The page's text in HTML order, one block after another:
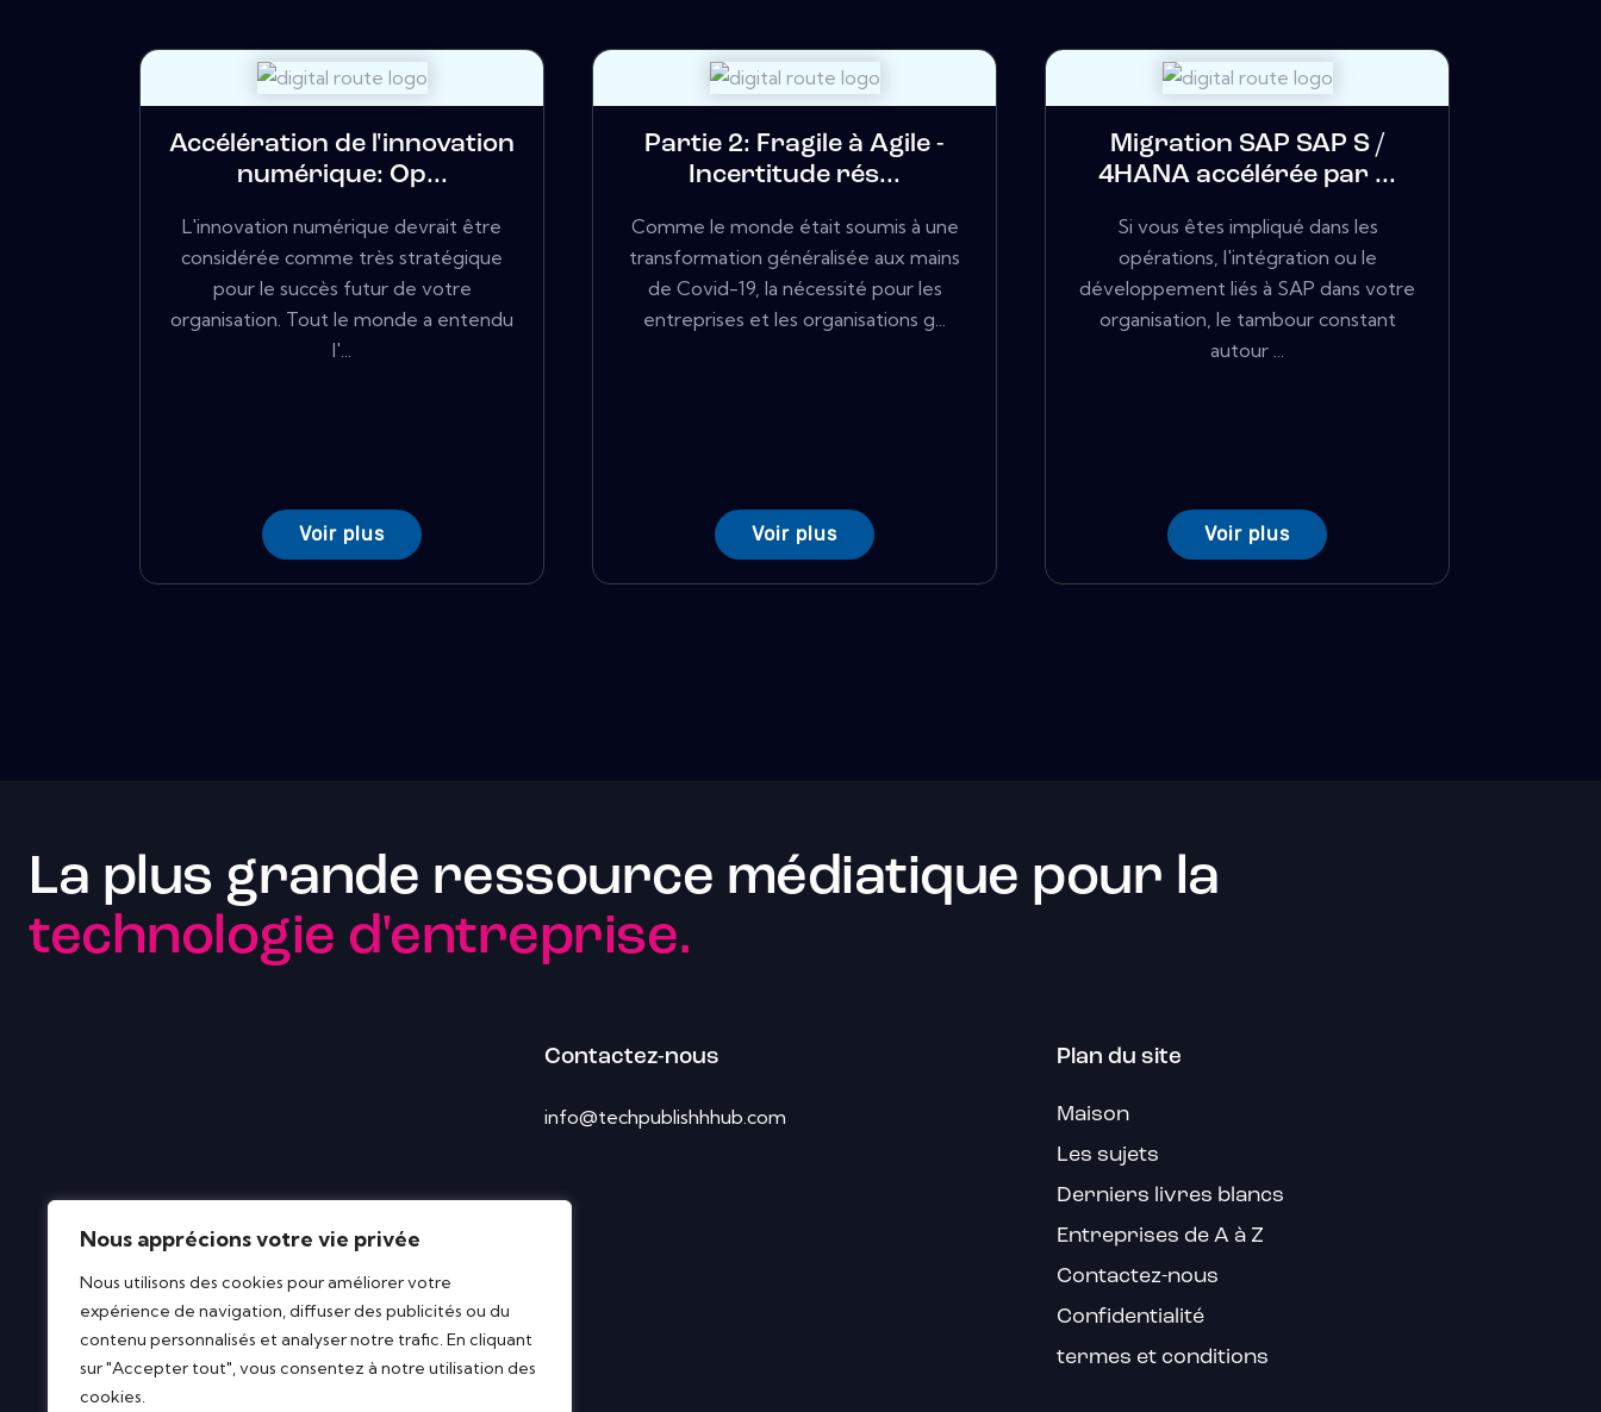
Nous apprécions votre vie privée
Nous utilisons des cookies pour améliorer votre
expérience de navigation, diffuser des publicités ou du
contenu personnalisés et analyser notre trafic. En cliquant
sur "Accepter tout", vous consentez à notre utilisation des
cookies.
Accélération de l'innovation
numérique: Op...
L'innovation numérique devrait être
considérée comme très stratégique
pour le succès futur de votre
organisation. Tout le monde a entendu
l'...
Voir plus
Partie 2: Fragile à Agile -
Incertitude rés...
Comme le monde était soumis à une
transformation généralisée aux mains
de Covid-19, la nécessité pour les
entreprises et les organisations g...
Voir plus
Migration SAP SAP S /
4HANA accélérée par ...
Si vous êtes impliqué dans les
opérations, l'intégration ou le
développement liés à SAP dans votre
organisation, le tambour constant
autour ...
Voir plus
La plus grande ressource médiatique pour la
technologie d'entreprise.
Contactez-nous
info@techpublishhhub.com
Plan du site
Maison
Les sujets
Derniers livres blancs
Entreprises de A à Z
Contactez-nous
Confidentialité
termes et conditions